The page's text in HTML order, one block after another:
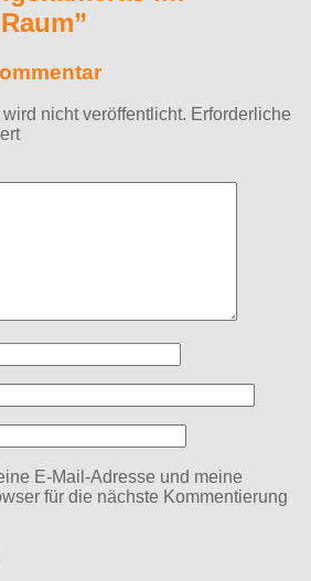
”
nicht veröffentlicht. Erforderliche
E-Mail-Adresse und meine
für die nächste Kommentierung